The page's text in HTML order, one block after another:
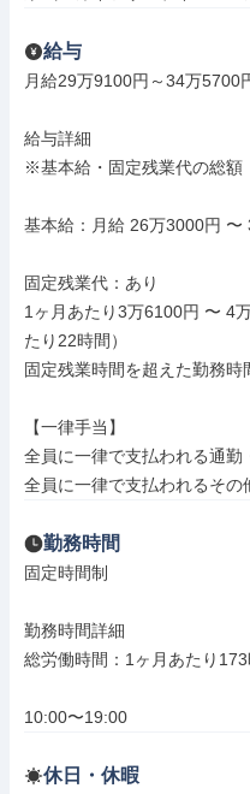
給与
月給29万9100円～34万5700
給与詳細
※基本給・固定残業代の総額
基本給：月給 26万3000円 〜
固定残業代：あり
1ヶ月あたり3万6100円 〜 4
たり22時間）
固定残業時間を超えた勤務
【一律手当】
全員に一律で支払われる通勤
全員に一律で支払われるその
勤務時間
固定時間制
勤務時間詳細
総労働時間：1ヶ月あたり173
10:00〜19:00
休日・休暇